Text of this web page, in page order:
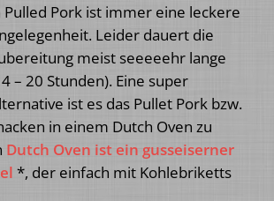
Pulled Pork ist immer eine leckere
Leider dauert die
meist seeeeehr lange
– 20 Stunden). Eine super
ist es das Pullet Pork bzw.
in einem Dutch Oven zu
Dutch Oven ist ein gusseiserner
*, der einfach mit Kohlebriketts